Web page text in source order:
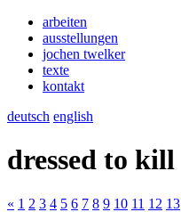
arbeiten
ausstellungen
jochen twelker
texte
kontakt
deutsch english
dressed to kill
« 1 2 3 4 5 6 7 8 9 10 11 12 13